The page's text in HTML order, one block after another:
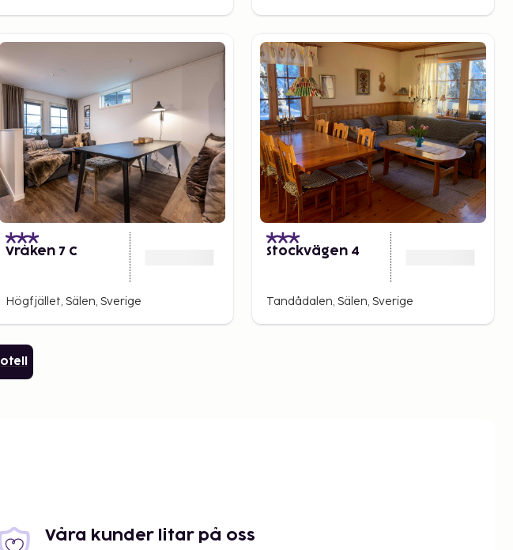
Vråken 7 C
Högfjället, Sälen, Sverige
Stockvägen 4
Tandådalen, Sälen, Sverige
Våra kunder litar på oss